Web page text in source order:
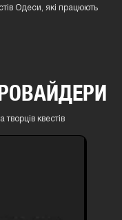
Одеси, які працюють
творців квестів